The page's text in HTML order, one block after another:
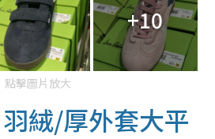
+10
點擊圖片放大
絨/厚外套大平